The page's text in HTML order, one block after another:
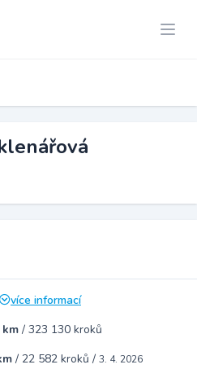
více informací
km / 323 130 kroků
/ 22 582 kroků / 3. 4. 2026